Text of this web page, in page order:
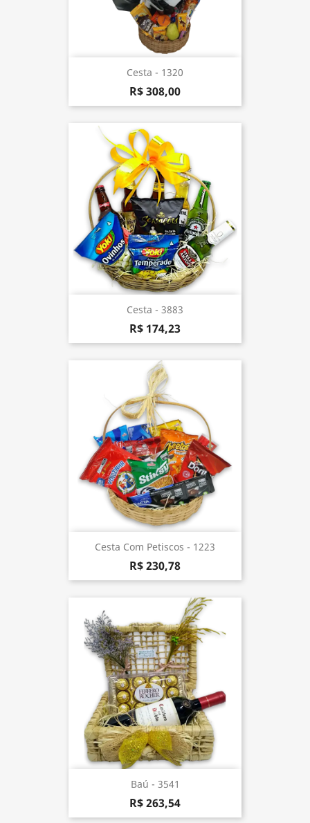
Cesta - 1320
R$ 308,00
Cesta - 3883
R$ 174,23
Cesta Com Petiscos - 1223
R$ 230,78
Baú - 3541
R$ 263,54